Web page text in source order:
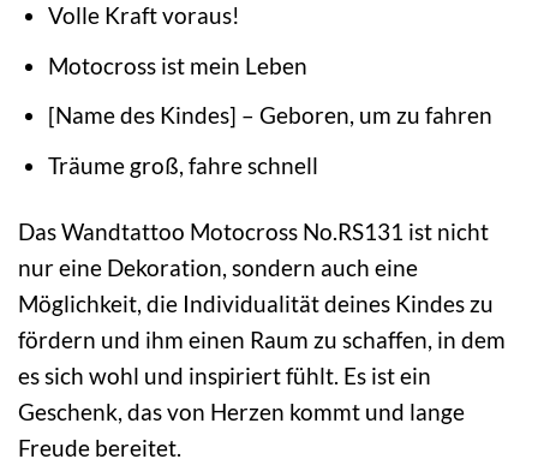
Volle Kraft voraus!
Motocross ist mein Leben
[Name des Kindes] – Geboren, um zu fahren
Träume groß, fahre schnell
Das Wandtattoo Motocross No.RS131 ist nicht
nur eine Dekoration, sondern auch eine
Möglichkeit, die Individualität deines Kindes zu
fördern und ihm einen Raum zu schaffen, in dem
es sich wohl und inspiriert fühlt. Es ist ein
Geschenk, das von Herzen kommt und lange
Freude bereitet.